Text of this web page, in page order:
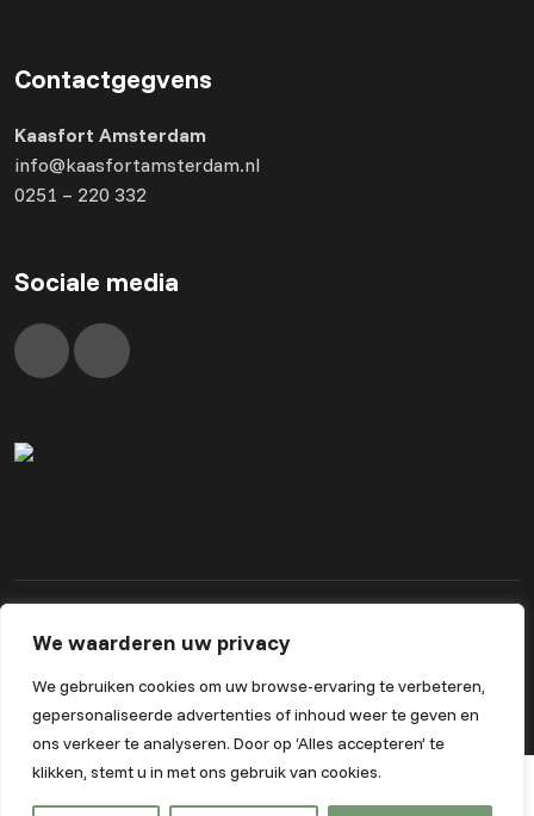
We waarderen uw privacy
We gebruiken cookies om uw browse-ervaring te verbeteren,
gepersonaliseerde advertenties of inhoud weer te geven en
ons verkeer te analyseren. Door op ‘Alles accepteren’ te
klikken, stemt u in met ons gebruik van cookies.
Contactgegvens
Kaasfort Amsterdam
info@kaasfortamsterdam.nl
0251 – 220 332
Sociale media
Algemene voorwaarden
Privacybeleid
Powered by Nextcap